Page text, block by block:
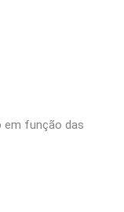
em função das